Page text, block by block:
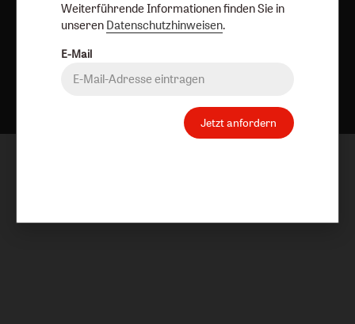
Nach oben
Weiterführende Informationen finden Sie in
unseren Datenschutzhinweisen.
E-Mail
Jetzt anfordern